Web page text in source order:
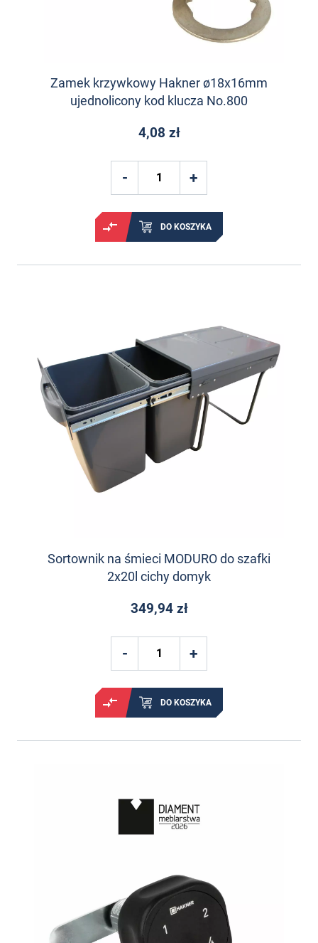
Zamek krzywkowy Hakner ø18x16mm
ujednolicony kod klucza No.800
4,08 zł
DO KOSZYKA
Sortownik na śmieci MODURO do szafki
2x20l cichy domyk
349,94 zł
DO KOSZYKA